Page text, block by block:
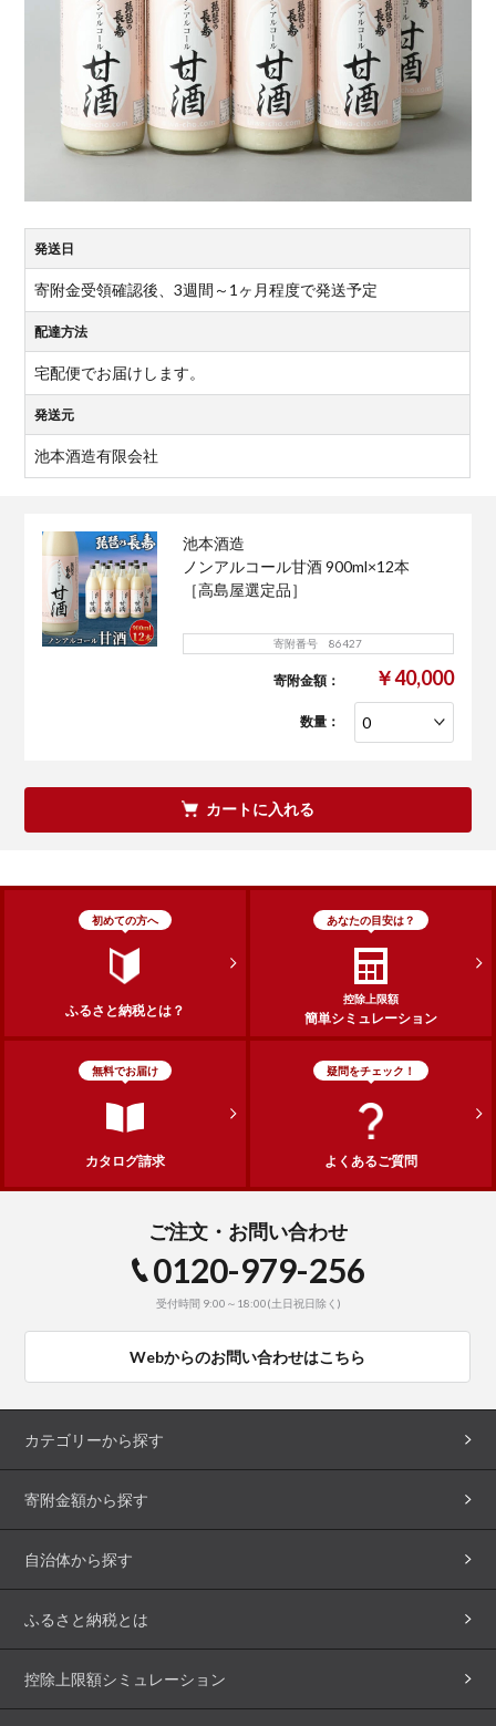
発送日
寄附金受領確認後、3週間～1ヶ月程度で発送予定
配達方法
宅配便でお届けします。
発送元
池本酒造有限会社
池本酒造
ノンアルコール甘酒 900ml×12本
［高島屋選定品］
寄附番号 86427
寄附金額： ￥40,000
数量：
カートに入れる
初めての方へ
ふるさと納税とは？
あなたの目安は？
控除上限額
簡単シミュレーション
無料でお届け
カタログ請求
疑問をチェック！
よくあるご質問
ご注文・お問い合わせ
0120-979-256
受付時間 9:00～18:00(土日祝日除く)
Webからのお問い合わせはこちら
カテゴリーから探す
寄附金額から探す
自治体から探す
ふるさと納税とは
控除上限額シミュレーション